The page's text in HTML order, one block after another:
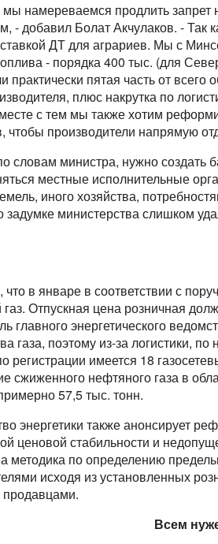
мы намереваемся продлить
- добавил Болат Акчулаков. -
ДТ для аграриев. Мы с
- порядка 400 тыс. (для
практически пятая часть от
плюс накрутка по
с тем мы также хотим
чтобы производители напрямую
словам министра, нужно
местные исполнительные
иного хозяйства,
задумке министерства слишком
что в январе в соответствии с
Отпускная цена розничная
главного энергетического
газа, поэтому из-за логистики,
регистрации имеется 18
сжиженного нефтяного газа в
57,5 тыс. тонн.
энергетики также анонсирует
ценовой стабильности и
методика по определению
исходя из установленных
Всем